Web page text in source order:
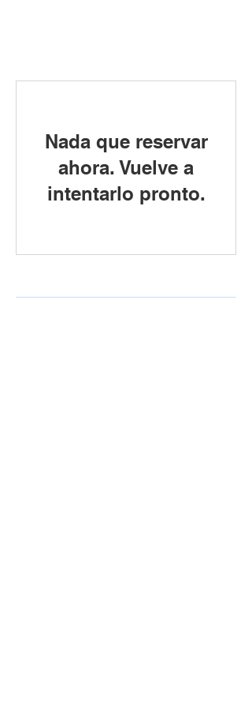
Nada que reservar
ahora. Vuelve a
intentarlo pronto.